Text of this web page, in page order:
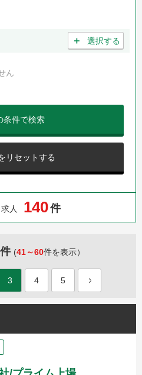
＋ 選択する
ん
リセットする
条件で検索
人 140件
件 (41～60件を表示）
3 4 5